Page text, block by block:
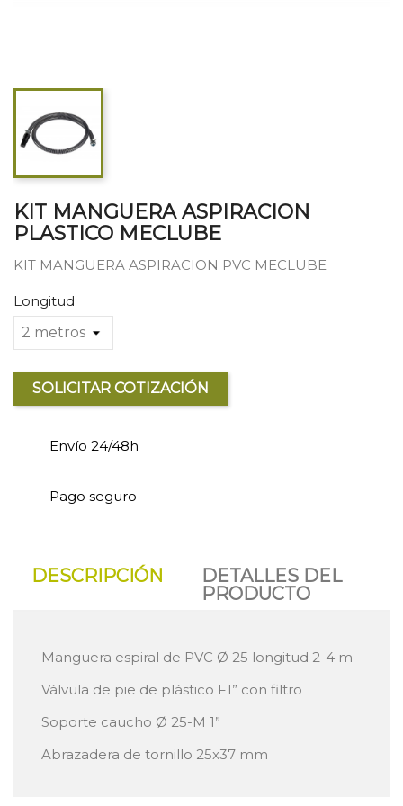
KIT MANGUERA ASPIRACION
PLASTICO MECLUBE
KIT MANGUERA ASPIRACION PVC MECLUBE
Longitud
SOLICITAR COTIZACIÓN
Envío 24/48h
Pago seguro
DESCRIPCIÓN
DETALLES DEL
PRODUCTO
Manguera espiral de PVC Ø 25 longitud 2-4 m
Válvula de pie de plástico F1” con filtro
Soporte caucho Ø 25-M 1”
Abrazadera de tornillo 25x37 mm